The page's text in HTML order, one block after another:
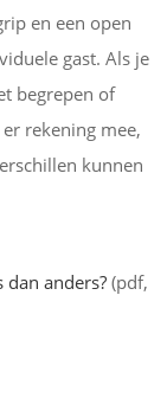
en een open
gast. Als je
begrepen of
rekening mee,
kunnen
anders? (pdf,